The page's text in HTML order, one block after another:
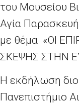
του Μουσείου
Αγία
με θέμα «ΟΙ
ΣΚΕΨΗΣ ΣΤΗΝ
Η εκδήλωση
Πανεπιστήμιο